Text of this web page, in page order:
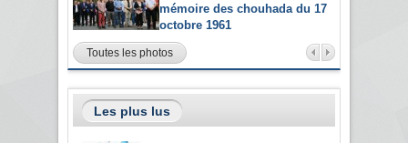
mémoire des chouhada du 17
octobre 1961
Toutes les photos
Les plus lus